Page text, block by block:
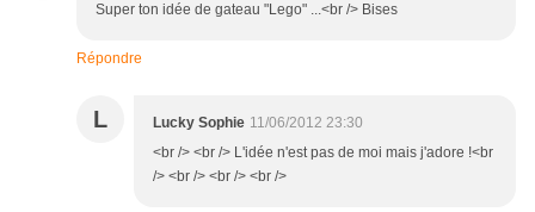
Super ton idée de gateau "Lego" ...<br /> Bises
Répondre
L Lucky Sophie 11/06/2012 23:30
<br /> <br /> L'idée n'est pas de moi mais j'adore !<br
/> <br /> <br /> <br />